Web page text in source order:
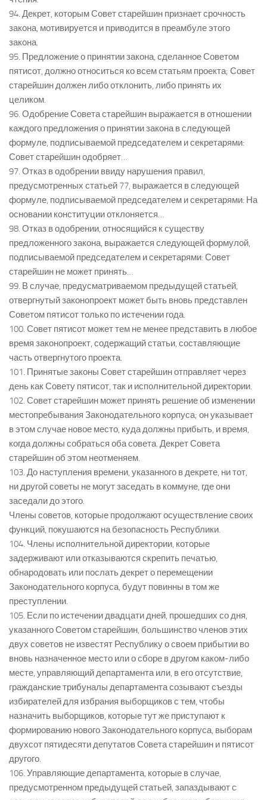
94. Декрет, которым Совет старейшин признает срочность
закона, мотивируется и приводится в преамбуле этого
закона.
95. Предложение о принятии закона, сделанное Советом
пятисот, должно относиться ко всем статьям проекта; Совет
старейшин должен либо отклонить, либо принять их
целиком.
96. Одобрение Совета старейшин выражается в отношении
каждого предложения о принятии закона в следующей
формуле, подписываемой председателем и секретарями:
Совет старейшин одобряет…
97. Отказ в одобрении ввиду нарушения правил,
предусмотренных статьей 77, выражается в следующей
формуле, подписываемой председателем и секретарями: На
основании конституции отклоняется…
98. Отказ в одобрении, относящийся к существу
предложенного закона, выражается следующей формулой,
подписываемой председателем и секретарями: Совет
старейшин не может принять…
99. В случае, предусматриваемом предыдущей статьей,
отвергнутый законопроект может быть вновь представлен
Советом пятисот только по истечении года.
100. Совет пятисот может тем не менее представить в любое
время законопроект, содержащий статьи, составляющие
часть отвергнутого проекта.
101. Принятые законы Совет старейшин отправляет через
день как Совету пятисот, так и исполнительной директории.
102. Совет старейшин может принять решение об изменении
местопребывания Законодательного корпуса; он указывает
в этом случае новое место, куда должны прибыть, и время,
когда должны собраться оба совета. Декрет Совета
старейшин об этом неотменяем.
103. До наступления времени, указанного в декрете, ни тот,
ни другой советы не могут заседать в коммуне, где они
заседали до этого.
Члены советов, которые продолжают осуществление своих
функций, покушаются на безопасность Республики.
104. Члены исполнительной директории, которые
задерживают или отказываются скрепить печатью,
обнародовать или послать декрет о перемещении
Законодательного корпуса, будут повинны в том же
преступлении.
105. Если по истечении двадцати дней, прошедших со дня,
указанного Советом старейшин, большинство членов этих
двух советов не известят Республику о своем прибытии во
вновь назначенное место или о сборе в другом каком-либо
месте, управляющий департамента или, в его отсутствие,
гражданские трибуналы департамента созывают съезды
избирателей для избрания выборщиков с тем, чтобы
назначить выборщиков, которые тут же приступают к
формированию нового Законодательного корпуса, выборам
двухсот пятидесяти депутатов Совета старейшин и пятисот
другого.
106. Управляющие департамента, которые в случае,
предусмотренном предыдущей статьей, запаздывают с